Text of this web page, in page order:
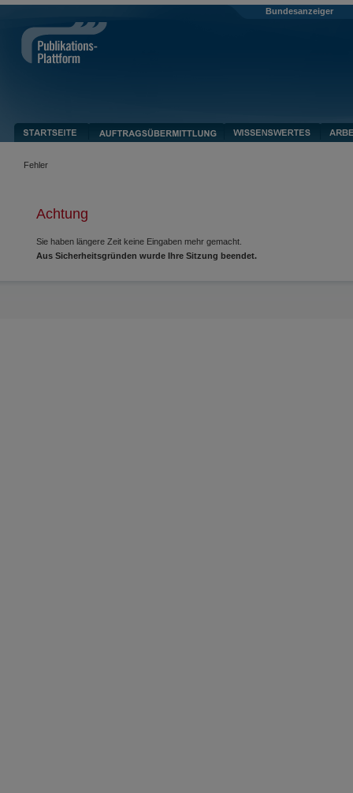
Bundesanzeiger
Fehler
Achtung
Sie haben längere Zeit keine Eingaben mehr gemacht.
Aus Sicherheitsgründen wurde Ihre Sitzung beendet.